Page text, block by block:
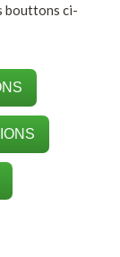
bouttons ci-